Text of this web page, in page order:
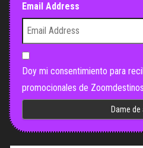
Email Address
Doy mi consentimiento para
promocionales de